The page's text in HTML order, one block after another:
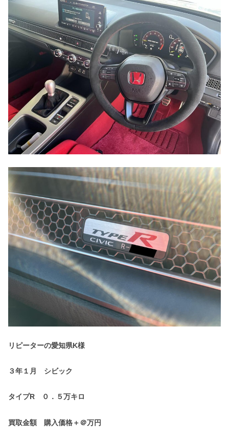
リピーターの愛知県K様
３年１月 シビック
タイプR ０．５万キロ
買取金額 購入価格＋＠万円